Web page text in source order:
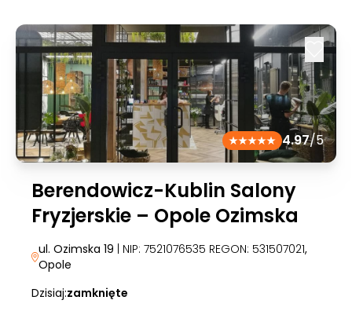
4.97/5
Berendowicz-Kublin Salony
Fryzjerskie – Opole Ozimska
ul. Ozimska 19 | NIP: 7521076535 REGON: 531507021,
Opole
Dzisiaj:zamknięte